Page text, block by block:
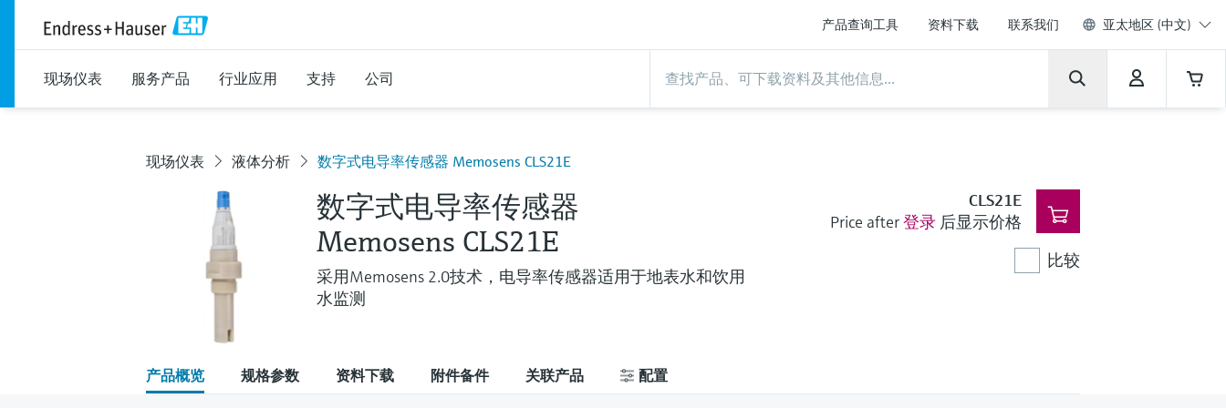
产品查询工具 资料下载 联系我们 亚太地区 (中文)
现场仪表 服务产品 行业应用 支持 公司
现场仪表 液体分析 数字式电导率传感器 Memosens CLS21E
数字式电导率传感器
Memosens CLS21E
采用Memosens 2.0技术，电导率传感器适用于地表水和饮用
水监测
CLS21E
Price after登录后显示价格
比较
产品概览 规格参数 资料下载 附件备件 关联产品 配置